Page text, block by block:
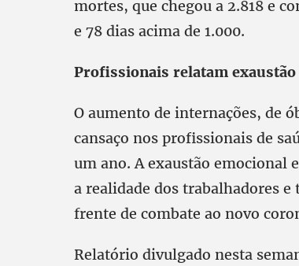
mortes, que chegou a 2.818 e
e 78 dias acima de 1.000.
Profissionais relatam exaustão
O aumento de internações, de
cansaço nos profissionais de
um ano. A exaustão emocional
a realidade dos trabalhadores e
frente de combate ao novo
Relatório divulgado nesta